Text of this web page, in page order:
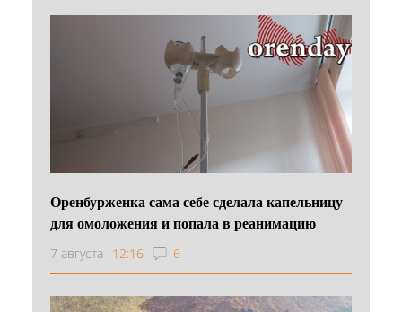
Оренбурженка сама себе сделала капельницу
для омоложения и попала в реанимацию
7 августа 12:16 6